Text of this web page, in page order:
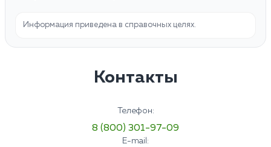
Информация приведена в справочных целях.
Контакты
Телефон:
8 (800) 301-97-09
E-mail: